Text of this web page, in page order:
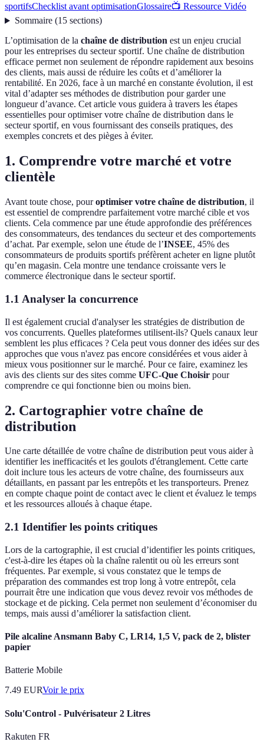
sportifsChecklist avant optimisationGlossaire📺 Ressource Vidéo
Sommaire(15 sections)
L’optimisation de la chaîne de distribution est un enjeu crucial
pour les entreprises du secteur sportif. Une chaîne de distribution
efficace permet non seulement de répondre rapidement aux besoins
des clients, mais aussi de réduire les coûts et d’améliorer la
rentabilité. En 2026, face à un marché en constante évolution, il est
vital d’adapter ses méthodes de distribution pour garder une
longueur d’avance. Cet article vous guidera à travers les étapes
essentielles pour optimiser votre chaîne de distribution dans le
secteur sportif, en vous fournissant des conseils pratiques, des
exemples concrets et des pièges à éviter.
1. Comprendre votre marché et votre
clientèle
Avant toute chose, pouroptimiser votre chaîne de distribution, il
est essentiel de comprendre parfaitement votre marché cible et vos
clients. Cela commence par une étude approfondie des préférences
des consommateurs, des tendances du secteur et des comportements
d’achat. Par exemple, selon une étude de l’INSEE, 45% des
consommateurs de produits sportifs préfèrent acheter en ligne plutôt
qu’en magasin. Cela montre une tendance croissante vers le
commerce électronique dans le secteur sportif.
1.1 Analyser la concurrence
Il est également crucial d'analyser les stratégies de distribution de
vos concurrents. Quelles plateformes utilisent-ils? Quels canaux leur
semblent les plus efficaces ? Cela peut vous donner des idées sur des
approches que vous n'avez pas encore considérées et vous aider à
mieux vous positionner sur le marché. Pour ce faire, examinez les
avis des clients sur des sites comme UFC-Que Choisir pour
comprendre ce qui fonctionne bien ou moins bien.
2. Cartographier votre chaîne de
distribution
Une carte détaillée de votre chaîne de distribution peut vous aider à
identifier les inefficacités et les goulots d'étranglement. Cette carte
doit inclure tous les acteurs de votre chaîne, des fournisseurs aux
détaillants, en passant par les entrepôts et les transporteurs. Prenez
en compte chaque point de contact avec le client et évaluez le temps
et les ressources alloués à chaque étape.
2.1 Identifier les points critiques
Lors de la cartographie, il est crucial d’identifier les points critiques,
c'est-à-dire les étapes où la chaîne ralentit ou où les erreurs sont
fréquentes. Par exemple, si vous constatez que le temps de
préparation des commandes est trop long à votre entrepôt, cela
pourrait être une indication que vous devez revoir vos méthodes de
stockage et de picking. Cela permet non seulement d’économiser du
temps, mais aussi d’améliorer la satisfaction client.
Pile alcaline Ansmann Baby C, LR14, 1,5 V, pack de 2, blister
papier
Batterie Mobile
7.49 EURVoir le prix
Solu'Control - Pulvérisateur 2 Litres
Rakuten FR